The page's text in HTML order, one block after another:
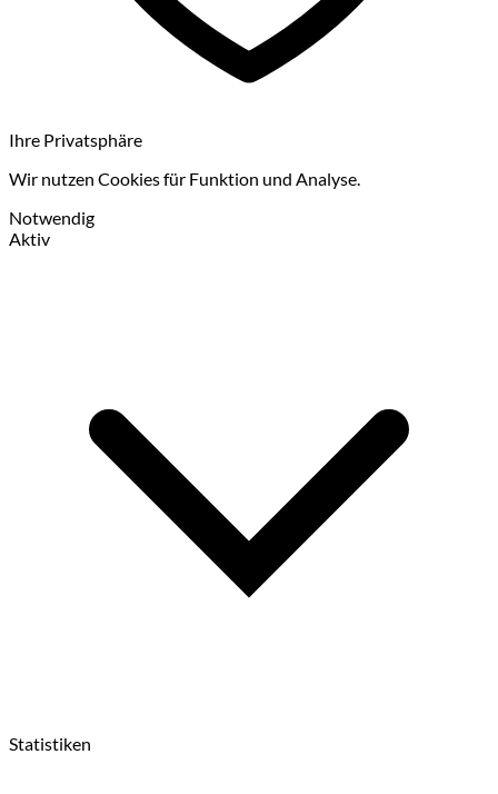
Ihre Privatsphäre
Wir nutzen Cookies für Funktion und Analyse.
Notwendig
Aktiv
Statistiken